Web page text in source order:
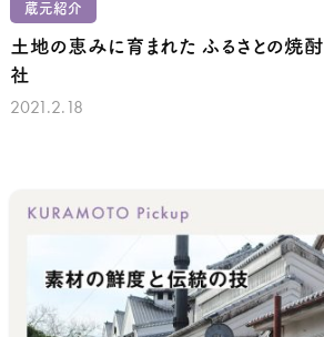
蔵元紹介
土地の恵みに育まれた ふるさとの焼酎
社
2021.2.18